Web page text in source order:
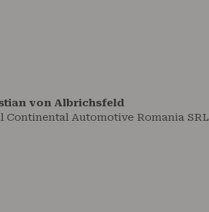
von Albrichsfeld
Continental Automotive Romania SRL